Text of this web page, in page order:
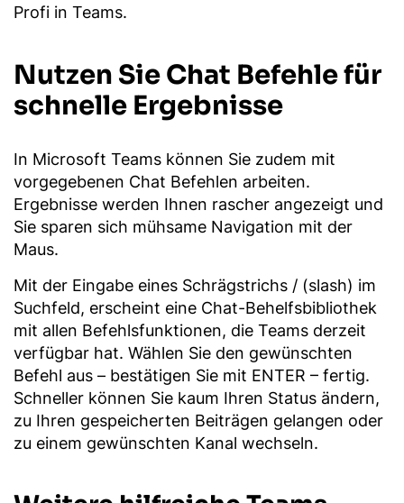
Profi in Teams.
Nutzen Sie Chat Befehle für
schnelle Ergebnisse
In Microsoft Teams können Sie zudem mit
vorgegebenen Chat Befehlen arbeiten.
Ergebnisse werden Ihnen rascher angezeigt und
Sie sparen sich mühsame Navigation mit der
Maus.
Mit der Eingabe eines Schrägstrichs / (slash) im
Suchfeld, erscheint eine Chat-Behelfsbibliothek
mit allen Befehlsfunktionen, die Teams derzeit
verfügbar hat. Wählen Sie den gewünschten
Befehl aus – bestätigen Sie mit ENTER – fertig.
Schneller können Sie kaum Ihren Status ändern,
zu Ihren gespeicherten Beiträgen gelangen oder
zu einem gewünschten Kanal wechseln.